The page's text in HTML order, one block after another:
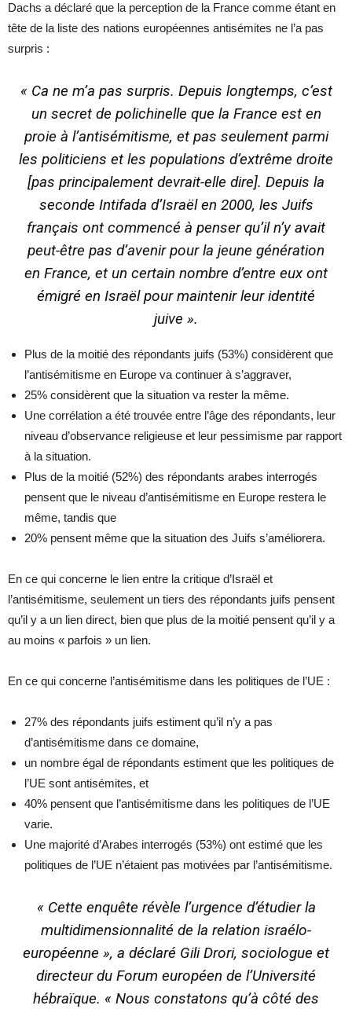
Dachs a déclaré que la perception de la France comme étant en
tête de la liste des nations européennes antisémites ne l’a pas
surpris :
« Ca ne m’a pas surpris. Depuis longtemps, c’est
un secret de polichinelle que la France est en
proie à l’antisémitisme, et pas seulement parmi
les politiciens et les populations d’extrême droite
[pas principalement devrait-elle dire]. Depuis la
seconde Intifada d’Israël en 2000, les Juifs
français ont commencé à penser qu’il n’y avait
peut-être pas d’avenir pour la jeune génération
en France, et un certain nombre d’entre eux ont
émigré en Israël pour maintenir leur identité
juive ».
Plus de la moitié des répondants juifs (53%) considèrent que
l’antisémitisme en Europe va continuer à s’aggraver,
25% considèrent que la situation va rester la même.
Une corrélation a été trouvée entre l’âge des répondants, leur
niveau d’observance religieuse et leur pessimisme par rapport
à la situation.
Plus de la moitié (52%) des répondants arabes interrogés
pensent que le niveau d’antisémitisme en Europe restera le
même, tandis que
20% pensent même que la situation des Juifs s’améliorera.
En ce qui concerne le lien entre la critique d’Israël et
l’antisémitisme, seulement un tiers des répondants juifs pensent
qu’il y a un lien direct, bien que plus de la moitié pensent qu’il y a
au moins « parfois » un lien.
En ce qui concerne l’antisémitisme dans les politiques de l’UE :
27% des répondants juifs estiment qu’il n’y a pas
d’antisémitisme dans ce domaine,
un nombre égal de répondants estiment que les politiques de
l’UE sont antisémites, et
40% pensent que l’antisémitisme dans les politiques de l’UE
varie.
Une majorité d’Arabes interrogés (53%) ont estimé que les
politiques de l’UE n’étaient pas motivées par l’antisémitisme.
« Cette enquête révèle l’urgence d’étudier la
multidimensionnalité de la relation israélo-
européenne », a déclaré Gili Drori, sociologue et
directeur du Forum européen de l’Université
hébraïque. « Nous constatons qu’à côté des